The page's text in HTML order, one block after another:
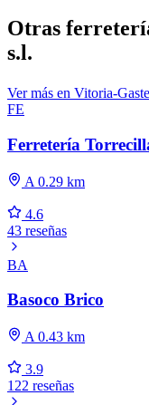
Otras
s.l.
Ver más en Vitoria-
FE
Ferretería
A 0.29 km
4.6
43 reseñas
BA
Basoco Brico
A 0.43 km
3.9
122 reseñas